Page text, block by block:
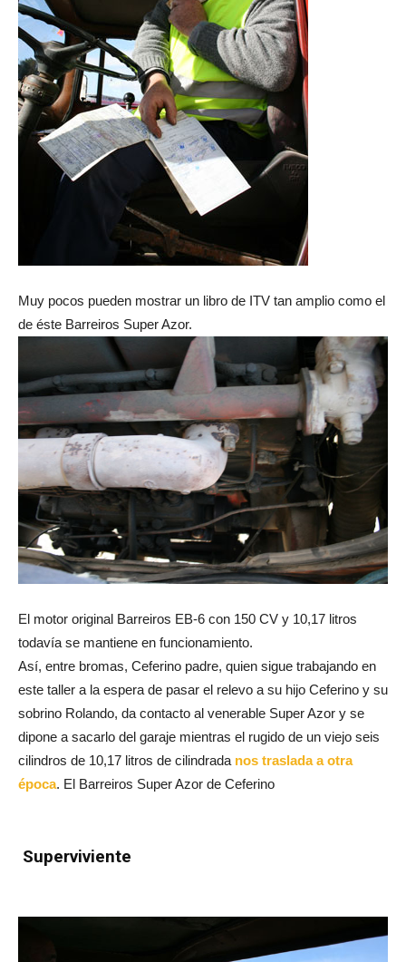
Muy pocos pueden mostrar un libro de ITV tan amplio como el
de éste Barreiros Super Azor.
El motor original Barreiros EB-6 con 150 CV y 10,17 litros
todavía se mantiene en funcionamiento.
Así, entre bromas, Ceferino padre, quien sigue trabajando en
este taller a la espera de pasar el relevo a su hijo Ceferino y su
sobrino Rolando, da contacto al venerable Super Azor y se
dipone a sacarlo del garaje mientras el rugido de un viejo seis
cilindros de 10,17 litros de cilindrada nos traslada a otra
época. El Barreiros Super Azor de Ceferino
Superviviente